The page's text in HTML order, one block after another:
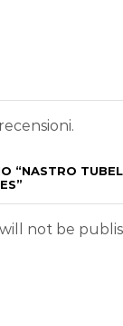
“NASTRO
not be